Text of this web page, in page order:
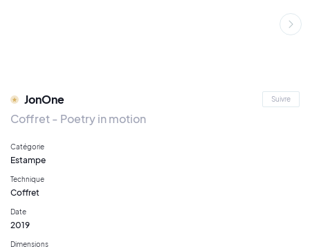
JonOne Suivre
Coffret - Poetry in motion
Catégorie
Estampe
Technique
Coffret
Date
2019
Dimensions